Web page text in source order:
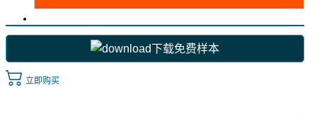
下载免费样本
立即购买